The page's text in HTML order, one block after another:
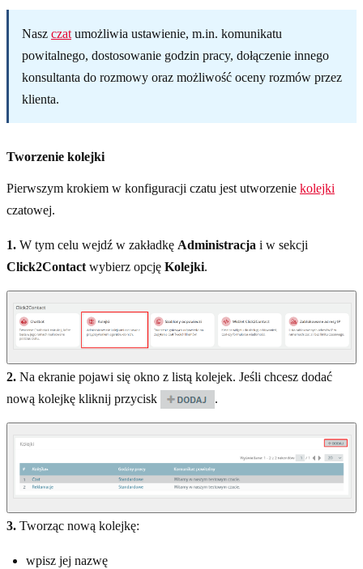
Nasz czat umożliwia ustawienie, m.in. komunikatu
powitalnego, dostosowanie godzin pracy, dołączenie innego
konsultanta do rozmowy oraz możliwość oceny rozmów przez
klienta.
Tworzenie kolejki
Pierwszym krokiem w konfiguracji czatu jest utworzenie kolejki
czatowej.
1. W tym celu wejdź w zakładkę Administracja i w sekcji
Click2Contact wybierz opcję Kolejki.
2. Na ekranie pojawi się okno z listą kolejek. Jeśli chcesz dodać
nową kolejkę kliknij przycisk
.
3. Tworząc nową kolejkę:
wpisz jej nazwę